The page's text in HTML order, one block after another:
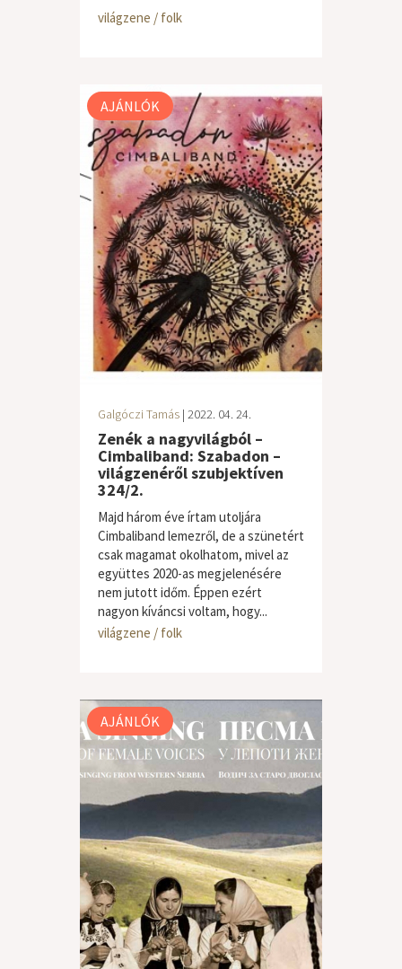
világzene / folk
AJÁNLÓK
Galgóczi Tamás | 2022. 04. 24.
Zenék a nagyvilágból –
Cimbaliband: Szabadon –
világzenéről szubjektíven
324/2.
Majd három éve írtam utoljára
Cimbaliband lemezről, de a szünetért
csak magamat okolhatom, mivel az
együttes 2020-as megjelenésére
nem jutott időm. Éppen ezért
nagyon kíváncsi voltam, hogy...
világzene / folk
AJÁNLÓK